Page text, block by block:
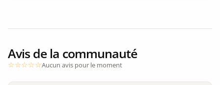
Avis de la communauté
Aucun avis pour le moment